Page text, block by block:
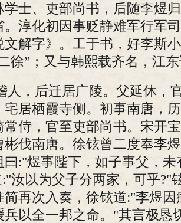
学士、吏部尚书，后随李煜
。淳化初因事贬静难军行军
文解字》。工于书，好李斯
徐”；又与韩熙载齐名，江
人，后迁居广陵。父延休，
宅居栖霞寺侧。初事南唐，
常侍，官至吏部尚书。宋开
彬伐南唐。徐铉曾二度奉李
曰:"煜事陛下，如子事父，
汝以为父子分两家，可乎?"
简再次入奏，徐铉道:"李煜
兵以全一邦之命。"其言极恳